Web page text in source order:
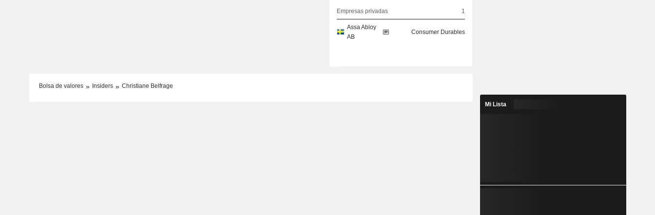
Empresas privadas 1
Assa Abloy
AB
Consumer Durables
Bolsa de valores Insiders Christiane Belfrage
Mi Lista